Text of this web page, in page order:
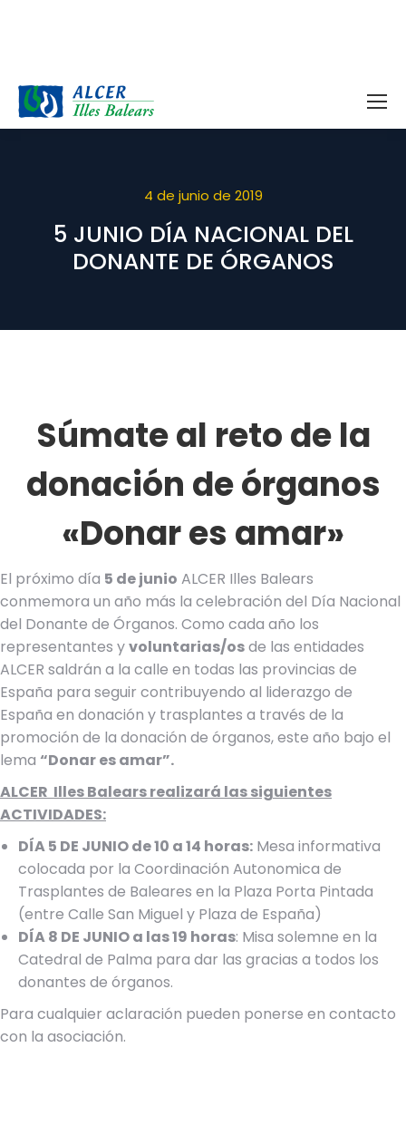
4 de junio de 2019
5 JUNIO DÍA NACIONAL DEL
DONANTE DE ÓRGANOS
Súmate al reto de la
donación de órganos
«Donar es amar»
El próximo día 5 de junio ALCER Illes Balears
conmemora un año más la celebración del Día Nacional
del Donante de Órganos. Como cada año los
representantes yvoluntarias/osde las entidades
ALCER saldrán a la calle en todas las provincias de
España para seguir contribuyendo al liderazgo de
España en donación y trasplantes a través de la
promoción de la donación de órganos, este año bajo el
lema “Donar es amar”.
ALCER Illes Balears realizará las siguientes
ACTIVIDADES:
DÍA 5 DE JUNIO de 10 a 14 horas: Mesa informativa
colocada por la Coordinación Autonomica de
Trasplantes de Baleares en la Plaza Porta Pintada
(entre Calle San Miguel y Plaza de España)
DÍA 8 DE JUNIO a las 19 horas: Misa solemne en la
Catedral de Palma para dar las gracias a todos los
donantes de órganos.
Para cualquier aclaración pueden ponerse en contacto
con la asociación.